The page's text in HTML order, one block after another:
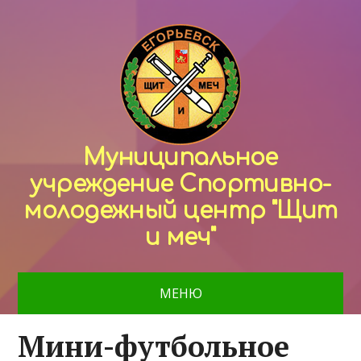
Муниципальное
учреждение Спортивно-
молодежный центр "Щит
и меч"
МЕНЮ
Мини-футбольное